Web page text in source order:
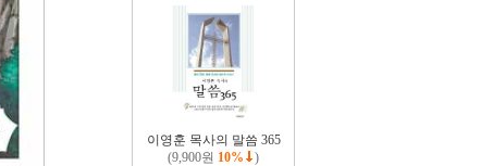
이영훈 목사의 말씀 365
(9,900원 10% )